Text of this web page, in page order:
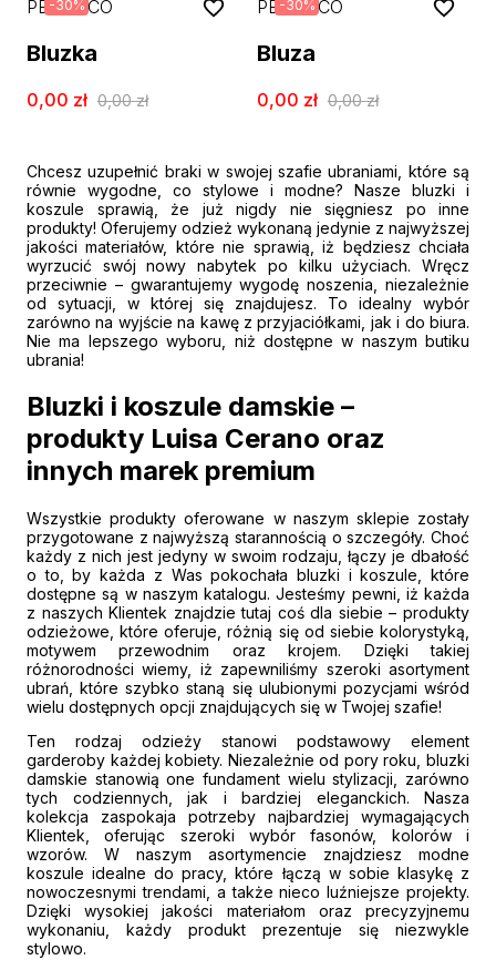
-30%
PESERICO
Bluzka
0,00 zł 0,00 zł
-30%
PESERICO
Bluza
0,00 zł 0,00 zł
Chcesz uzupełnić braki w swojej szafie ubraniami, które są
równie wygodne, co stylowe i modne? Nasze bluzki i
koszule sprawią, że już nigdy nie sięgniesz po inne
produkty! Oferujemy odzież wykonaną jedynie z najwyższej
jakości materiałów, które nie sprawią, iż będziesz chciała
wyrzucić swój nowy nabytek po kilku użyciach. Wręcz
przeciwnie – gwarantujemy wygodę noszenia, niezależnie
od sytuacji, w której się znajdujesz. To idealny wybór
zarówno na wyjście na kawę z przyjaciółkami, jak i do biura.
Nie ma lepszego wyboru, niż dostępne w naszym butiku
ubrania!
Bluzki i koszule damskie –
produkty Luisa Cerano oraz
innych marek premium
Wszystkie produkty oferowane w naszym sklepie zostały
przygotowane z najwyższą starannością o szczegóły. Choć
każdy z nich jest jedyny w swoim rodzaju, łączy je dbałość
o to, by każda z Was pokochała bluzki i koszule, które
dostępne są w naszym katalogu. Jesteśmy pewni, iż każda
z naszych Klientek znajdzie tutaj coś dla siebie – produkty
odzieżowe, które oferuje, różnią się od siebie kolorystyką,
motywem przewodnim oraz krojem. Dzięki takiej
różnorodności wiemy, iż zapewniliśmy szeroki asortyment
ubrań, które szybko staną się ulubionymi pozycjami wśród
wielu dostępnych opcji znajdujących się w Twojej szafie!
Ten rodzaj odzieży stanowi podstawowy element
garderoby każdej kobiety. Niezależnie od pory roku, bluzki
damskie stanowią one fundament wielu stylizacji, zarówno
tych codziennych, jak i bardziej eleganckich. Nasza
kolekcja zaspokaja potrzeby najbardziej wymagających
Klientek, oferując szeroki wybór fasonów, kolorów i
wzorów. W naszym asortymencie znajdziesz modne
koszule idealne do pracy, które łączą w sobie klasykę z
nowoczesnymi trendami, a także nieco luźniejsze projekty.
Dzięki wysokiej jakości materiałom oraz precyzyjnemu
wykonaniu, każdy produkt prezentuje się niezwykle
stylowo.